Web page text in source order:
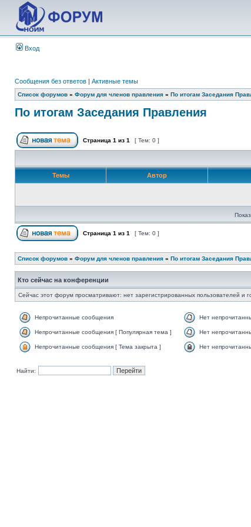
Вход
Сообщения без ответов | Активные темы
Список форумов » Форум для членов правления » По итогам Заседания
По итогам Заседания Правления
Страница 1 из 1 [ Тем: 0 ]
Темы Автор
Страница 1 из 1 [ Тем: 0 ]
Список форумов » Форум для членов правления » По итогам Заседания
Кто сейчас на конференции
Сейчас этот форум просматривают: нет зарегистрированных пользователей и
Непрочитанные сообщения Нет
Непрочитанные сообщения [ Популярная тема ] Нет
Непрочитанные сообщения [ Тема закрыта ] Нет
Найти: